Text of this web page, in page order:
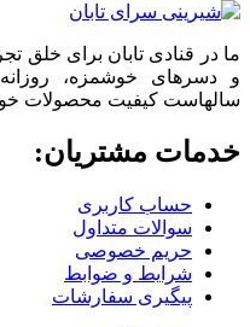
ما در قنادی تابان برای
و دسرهای خوشمزه،
سالهاست کیفیت محصولات خود
خدمات مشتریان:
حساب کاربری
سوالات متداول
حریم خصوصی
شرایط و ضوابط
پیگیری سفارشات